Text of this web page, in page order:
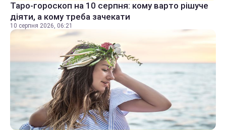
Таро-гороскоп на 10 серпня: кому варто рішуче
діяти, а кому треба зачекати
10 серпня 2026, 06:21